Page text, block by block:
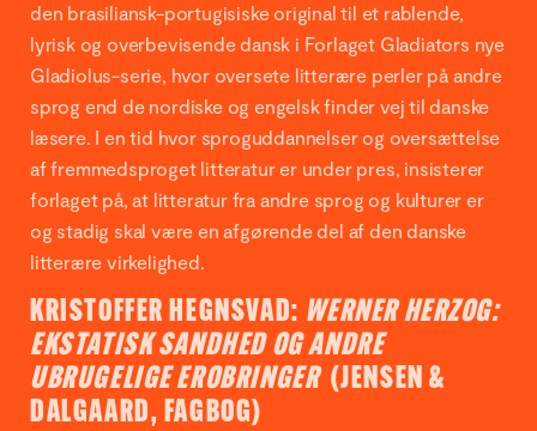
den brasiliansk-portugisiske original til et rablende,
lyrisk og overbevisende dansk i Forlaget Gladiators nye
Gladiolus-serie, hvor oversete litterære perler på andre
sprog end de nordiske og engelsk finder vej til danske
læsere. I en tid hvor sproguddannelser og oversættelse
af fremmedsproget litteratur er under pres, insisterer
forlaget på, at litteratur fra andre sprog og kulturer er
og stadig skal være en afgørende del af den danske
litterære virkelighed.
KRISTOFFER HEGNSVAD: WERNER HERZOG:
EKSTATISK SANDHED OG ANDRE
UBRUGELIGE EROBRINGER(JENSEN &
DALGAARD, FAGBOG)